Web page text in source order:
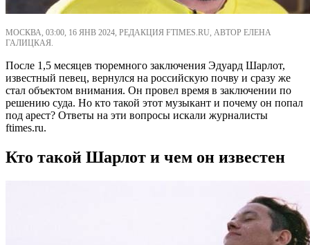
МОСКВА, 03:00, 16 ЯНВ 2024, РЕДАКЦИЯ FTIMES.RU, АВТОР ЕЛЕНА
ГАЛИЦКАЯ.
После 1,5 месяцев тюремного заключения Эдуард Шарлот,
известный певец, вернулся на российскую почву и сразу же
стал объектом внимания. Он провел время в заключении по
решению суда. Но кто такой этот музыкант и почему он попал
под арест? Ответы на эти вопросы искали журналисты
ftimes.ru.
Кто такой Шарлот и чем он известен